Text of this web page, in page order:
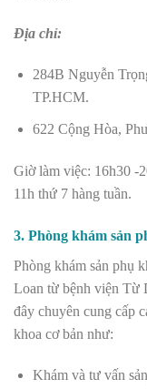
Địa chỉ:
284B Nguyễn
TP.HCM.
622 Cộng Hòa,
Giờ làm việc: 16h30 -
11h thứ 7 hàng tuần.
3. Phòng khám sản
Phòng khám sản phụ
Loan từ bệnh viện Từ
đây chuyên cung cấp
khoa cơ bản như:
Khám và tư vấn